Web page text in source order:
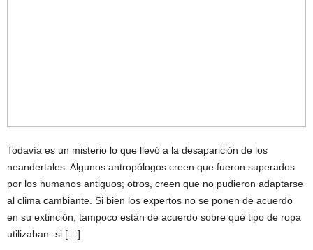
Todavía es un misterio lo que llevó a la desaparición de los
neandertales. Algunos antropólogos creen que fueron superados
por los humanos antiguos; otros, creen que no pudieron adaptarse
al clima cambiante. Si bien los expertos no se ponen de acuerdo
en su extinción, tampoco están de acuerdo sobre qué tipo de ropa
utilizaban -si […]